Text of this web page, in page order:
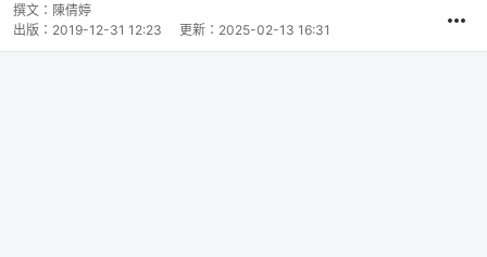
撰文： 陳倩婷
出版： 2019-12-31 12:23 更新： 2025-02-13 16:31